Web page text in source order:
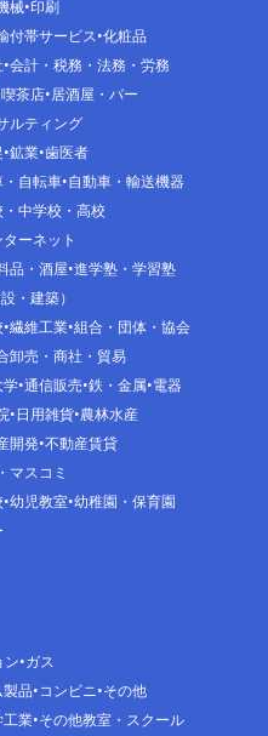
械 印刷
付帯サービス 化粧品
会計・税務・法務・労務
喫茶店 居酒屋・バー
ルティング
鉱業 歯医者
・自転車 自動車・輸送機器
中学校・高校
ーネット
品・酒屋 進学塾・学習塾
・建築）
繊維工業 組合・団体・協会
卸売・商社・貿易
学 通信販売 鉄・金属 電器
日用雑貨 農林水産
開発 不動産賃貸
マスコミ
幼児教室 幼稚園・保育園
ン ガス
製品 コンビニ その他
工業 その他教室・スクール